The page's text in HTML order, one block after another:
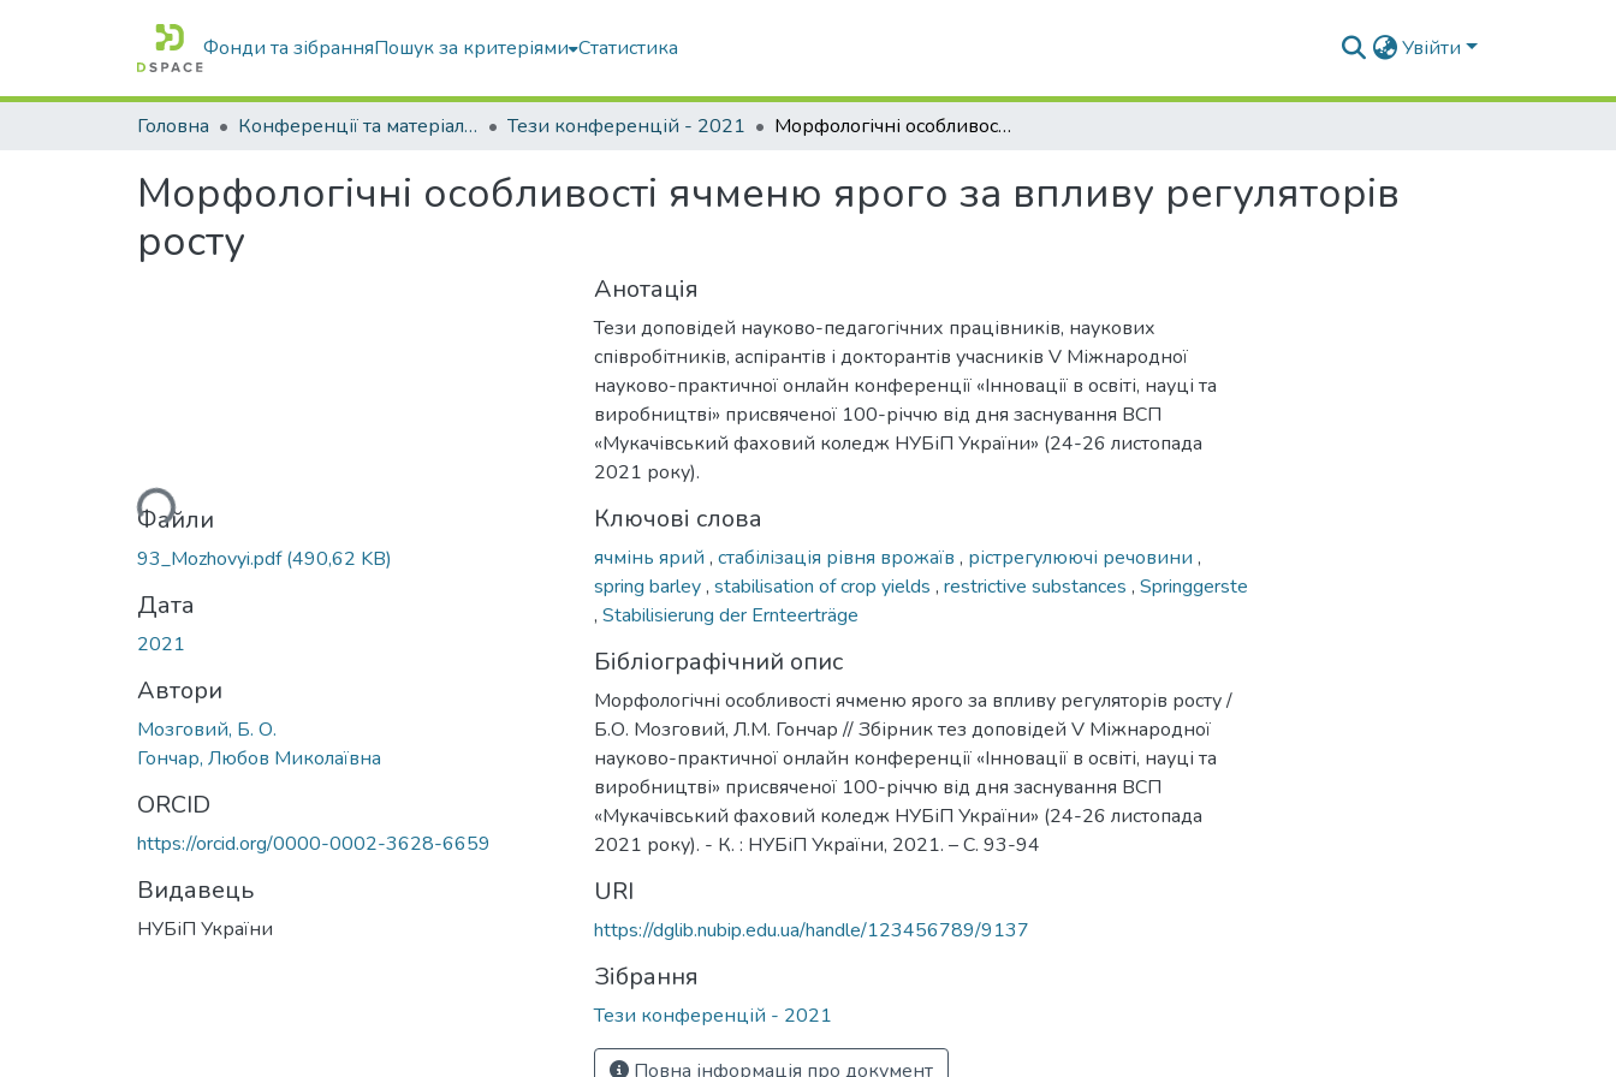
Фонди та зібранняПошук за критеріями Статистика Увійти
Головна Конференції та матеріали конференцій Тези конференцій - 2021 Морфологічні особливості ячменю ярого за впливу регуляторів росту
Морфологічні особливості ячменю ярого за впливу регуляторів
росту
Вантажиться...Файли
93_Mozhovyi.pdf(490,62 KB)
Дата
2021
Автори
Мозговий, Б. О.
Гончар, Любов Миколаївна
ORCID
https://orcid.org/0000-0002-3628-6659
Видавець
НУБіП України
Анотація
Тези доповідей науково-педагогічних працівників, наукових
співробітників, аспірантів і докторантів учасників V Міжнародної
науково-практичної онлайн конференції «Інновації в освіті, науці та
виробництві» присвяченої 100-річчю від дня заснування ВСП
«Мукачівський фаховий коледж НУБіП України» (24-26 листопада
2021 року).
Ключові слова
ячмінь ярий , стабілізація рівня врожаїв , рістрегулюючі речовини ,
spring barley, stabilisation of crop yields , restrictive substances , Springgerste
, Stabilisierung der Ernteerträge
Бібліографічний опис
Морфологічні особливості ячменю ярого за впливу регуляторів росту /
Б.О. Мозговий, Л.М. Гончар // Збірник тез доповідей V Міжнародної
науково-практичної онлайн конференції «Інновації в освіті, науці та
виробництві» присвяченої 100-річчю від дня заснування ВСП
«Мукачівський фаховий коледж НУБіП України» (24-26 листопада
2021 року). - К. : НУБіП України, 2021. – С. 93-94
URI
https://dglib.nubip.edu.ua/handle/123456789/9137
Зібрання
Тези конференцій - 2021
Повна інформація про документ